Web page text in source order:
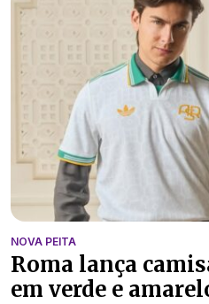
NOVA PEITA
Roma lança
em verde e